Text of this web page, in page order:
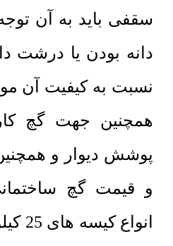
سقفی باید به آن
دانه بودن یا درشت
نسبت به کیفیت آن
همچنین جهت گچ
پوشش دیوار و
و قیمت گچ